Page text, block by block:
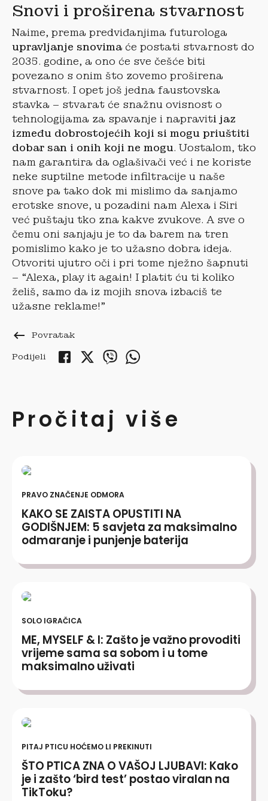
Snovi i proširena stvarnost
Naime, prema predviđanjima futurologa
upravljanje snovima će postati stvarnost do
2035. godine, a ono će sve češće biti
povezano s onim što zovemo proširena
stvarnost. I opet još jedna faustovska
stavka – stvarat će snažnu ovisnost o
tehnologijama za spavanje i napraviti jaz
između dobrostojećih koji si mogu priuštiti
dobar san i onih koji ne mogu. Uostalom, tko
nam garantira da oglašivači već i ne koriste
neke suptilne metode infiltracije u naše
snove pa tako dok mi mislimo da sanjamo
erotske snove, u pozadini nam Alexa i Siri
već puštaju tko zna kakve zvukove. A sve o
čemu oni sanjaju je to da barem na tren
pomislimo kako je to užasno dobra ideja.
Otvoriti ujutro oči i pri tome nježno šapnuti
– “Alexa, play it again! I platit ću ti koliko
želiš, samo da iz mojih snova izbaciš te
užasne reklame!”
keyboard_backspace Povratak
Podijeli
Pročitaj više
PRAVO ZNAČENJE ODMORA
KAKO SE ZAISTA OPUSTITI NA
GODIŠNJEM: 5 savjeta za maksimalno
odmaranje i punjenje baterija
SOLO IGRAČICA
ME, MYSELF & I: Zašto je važno provoditi
vrijeme sama sa sobom i u tome
maksimalno uživati
PITAJ PTICU HOĆEMO LI PREKINUTI
ŠTO PTICA ZNA O VAŠOJ LJUBAVI: Kako
je i zašto ‘bird test’ postao viralan na
TikToku?